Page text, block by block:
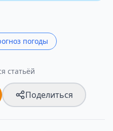
погоды
статьёй
Поделиться